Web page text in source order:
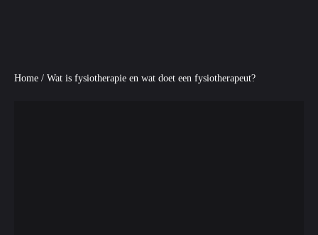
Home / Wat is fysiotherapie en wat doet een fysiotherapeut?